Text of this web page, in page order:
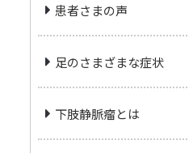
患者さまの声
足のさまざまな症状
下肢静脈瘤とは